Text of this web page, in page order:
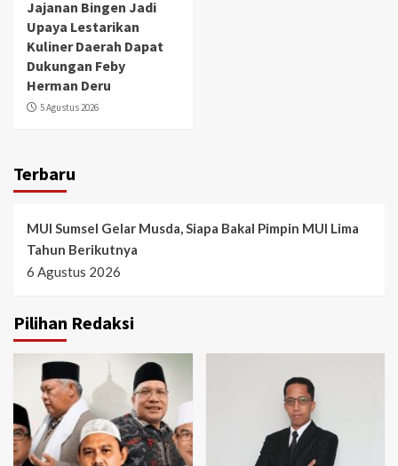
Jajanan Bingen Jadi
Upaya Lestarikan
Kuliner Daerah Dapat
Dukungan Feby
Herman Deru
5 Agustus 2026
Terbaru
MUI Sumsel Gelar Musda, Siapa Bakal Pimpin MUI Lima
Tahun Berikutnya
6 Agustus 2026
Pilihan Redaksi